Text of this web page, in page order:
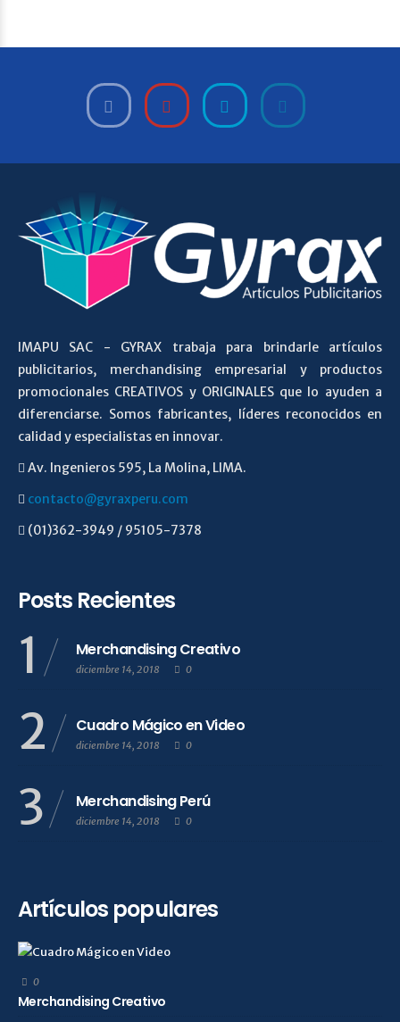
IMAPU SAC - GYRAX trabaja para brindarle artículos
publicitarios, merchandising empresarial y productos
promocionales CREATIVOS y ORIGINALES que lo ayuden a
diferenciarse. Somos fabricantes, líderes reconocidos en
calidad y especialistas en innovar.
Av. Ingenieros 595, La Molina, LIMA.
contacto@gyraxperu.com
(01)362-3949 / 95105-7378
Posts Recientes
1 Merchandising Creativo
diciembre 14, 2018 0
2 Cuadro Mágico en Video
diciembre 14, 2018 0
3 Merchandising Perú
diciembre 14, 2018 0
Artículos populares
0
Merchandising Creativo